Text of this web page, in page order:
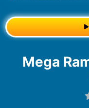
Mega Ramps Ultimate Car